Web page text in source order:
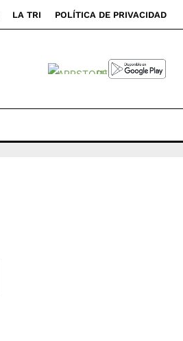
LA TRI POLÍTICA DE PRIVACIDAD